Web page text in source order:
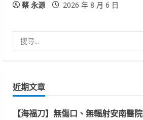
蔡 永源 2026 年 8 月 6 日
尋
字:
近期文章
【海福刀】無傷口、無輻射安南醫